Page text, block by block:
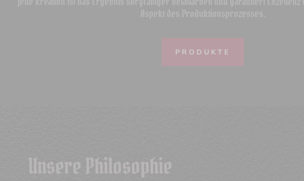
PRODUKTE
Unsere Philosophie